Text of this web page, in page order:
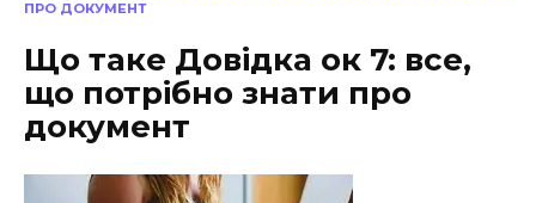
ПРО ДОКУМЕНТ
Що таке Довідка ок 7: все,
що потрібно знати про
документ